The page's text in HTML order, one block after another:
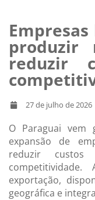
produzir
reduzir
27 de julho de 2026
O Paraguai vem
expansão de
reduzir
exportação,
geográfica e